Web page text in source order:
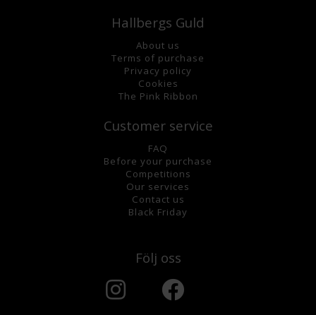
Hallbergs Guld
About us
Terms of purchase
Privacy policy
Cookies
The Pink Ribbon
Customer service
FAQ
Before your purchase
Competitions
Our services
Contact us
Black Friday
Följ oss